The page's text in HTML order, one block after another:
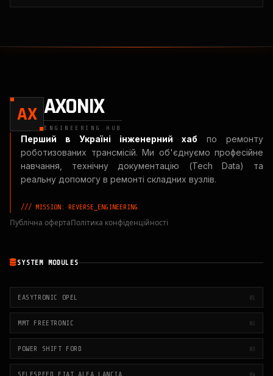
AX AXONIX
ENGINEERING HUB
Перший в Україні інженерний хаб по ремонту
роботизованих трансмісій. Ми об'єднуємо професійне
навчання, технічну документацію (Tech Data) та
реальну допомогу в ремонті складних вузлів.
/// MISSION: REVERSE_ENGINEERING
Публічна офертаПолітика конфіденційності
SYSTEM MODULES
EASYTRONIC OPEL 01
MMT FREETRONIC 02
POWER SHIFT FORD 03
SELESPEED FIAT ALFA LANCIA 04